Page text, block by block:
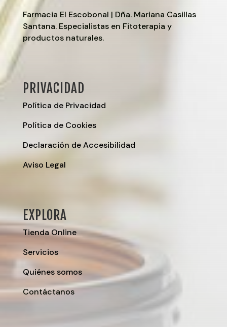
Farmacia El Escobonal | Dña. Mariana Casillas
Santana. Especialistas en Fitoterapia y
productos naturales.
PRIVACIDAD
Política de Privacidad
Política de Cookies
Declaración de Accesibilidad
Aviso Legal
EXPLORA
Tienda Online
Servicios
Quiénes somos
Contáctanos